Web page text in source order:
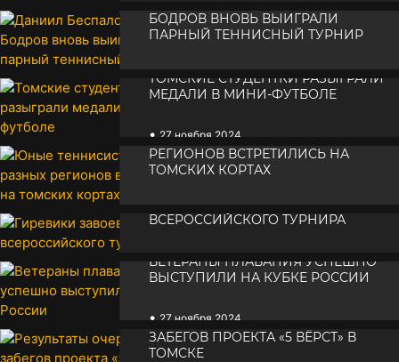
БОДРОВ ВНОВЬ ВЫИГРАЛИ
ПАРНЫЙ ТЕННИСНЫЙ ТУРНИР
• 28 ноября 2024
ТОМСКИЕ СТУДЕНТКИ РАЗЫГРАЛИ
МЕДАЛИ В МИНИ-ФУТБОЛЕ
• 27 ноября 2024
ЮНЫЕ ТЕННИСИСТЫ ИЗ РАЗНЫХ
РЕГИОНОВ ВСТРЕТИЛИСЬ НА
ТОМСКИХ КОРТАХ
27 ноября 2024
ВСЕРОССИЙСКОГО ТУРНИРА
•27 ноября 2024
ВЕТЕРАНЫ ПЛАВАНИЯ УСПЕШНО
ВЫСТУПИЛИ НА КУБКЕ РОССИИ
•27 ноября 2024
РЕЗУЛЬТАТЫ ОЧЕРЕДНЫХ
ЗАБЕГОВ ПРОЕКТА «5 ВЁРСТ» В
ТОМСКЕ